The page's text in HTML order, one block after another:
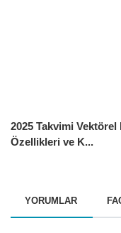
2025 Takvimi
Özellikleri ve K...
YORUMLAR